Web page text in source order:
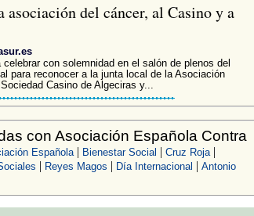
del cáncer, al Casino y a
con solemnidad en el salón de plenos del
para reconocer a la junta local de la Asociación
Casino de Algeciras y...
con Asociación Española Contra
Española| Bienestar Social | Cruz Roja|
| Reyes Magos | Día Internacional | Antonio